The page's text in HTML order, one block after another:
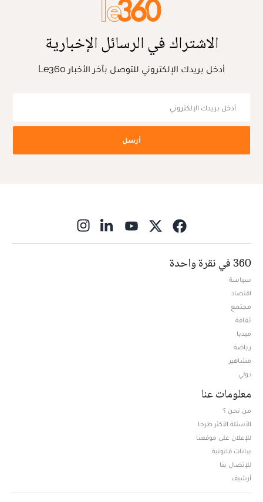
الاشتراك في الرسائل الإخبارية
أدخل بريدك الإلكتروني للتوصل بآخر الأخبار Le360
أرسل
360 في نقرة واحدة
سياسة
اقتصاد
مجتمع
ثقافة
ميديا
رياضة
مشاهير
دولي
معلومات عنا
من نحن ؟
الأسئلة الأكثر طرحا
للإعلان على موقعنا
بيانات قانونية
للإتصال بنا
أرشيف